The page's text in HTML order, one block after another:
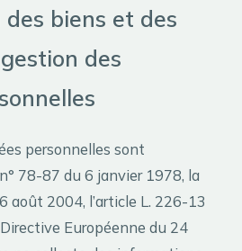
biens et des
des
personnelles sont
78-87 du 6 janvier 1978, la
août 2004, l’article L. 226-13
Européenne du 24